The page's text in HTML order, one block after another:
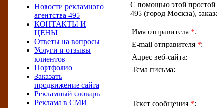
Новости рекламного
агентства 495
КОНТАКТЫ И
ЦЕНЫ
Ответы на вопросы
Услуги и отзывы
клиентов
Портфолио
Заказать
продвижение сайта
Рекламный словарь
Реклама в СМИ
С помощью этой простой
495 (город Москва),
Имя отправителя *:
E-mail отправителя *:
Адрес веб-сайта:
Тема письма:
Текст сообщения *: